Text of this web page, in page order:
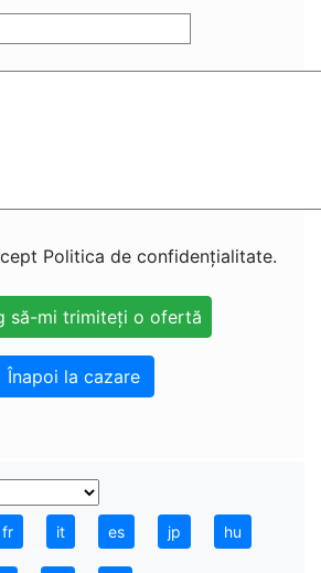
Politica de confidențialitate.
Înapoi la cazare
fr it es jp hu